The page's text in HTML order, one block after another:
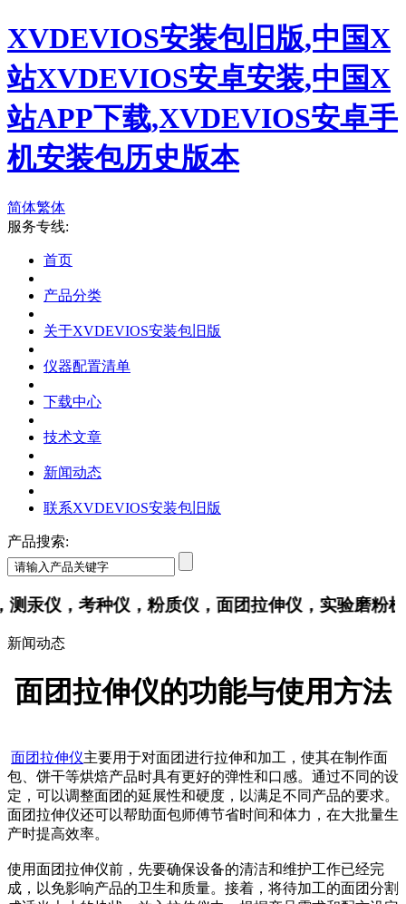
XVDEVIOS安装包旧版,中国X
站XVDEVIOS安卓安装,中国X
站APP下载,XVDEVIOS安卓手
机安装包历史版本
简体繁体
服务专线:
首页
产品分类
关于XVDEVIOS安装包旧版
仪器配置清单
下载中心
技术文章
新闻动态
联系XVDEVIOS安装包旧版
产品搜索:
，考种仪，粉质仪，面团拉伸仪，实验磨粉机
新闻动态
面团拉伸仪的功能与使用方法
面团拉伸仪主要用于对面团进行拉伸和加工，使其在制作面
包、饼干等烘焙产品时具有更好的弹性和口感。通过不同的设
定，可以调整面团的延展性和硬度，以满足不同产品的要求。
面团拉伸仪还可以帮助面包师傅节省时间和体力，在大批量生
产时提高效率。
使用面团拉伸仪前，先要确保设备的清洁和维护工作已经完
成，以免影响产品的卫生和质量。接着，将待加工的面团分割